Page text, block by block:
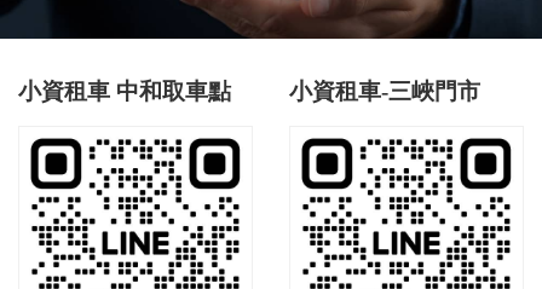
小資租車 中和取車點 小資租車-三峽門市